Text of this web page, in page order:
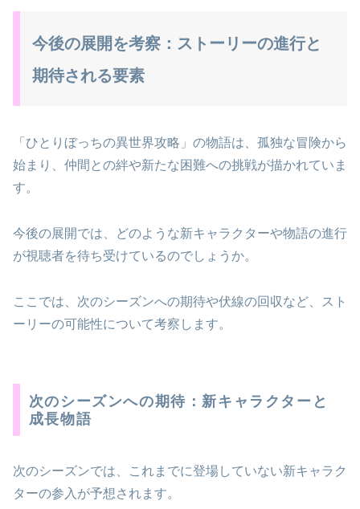
今後の展開を考察：ストーリーの進行と
期待される要素
「ひとりぼっちの異世界攻略」の物語は、孤独な冒険から
始まり、仲間との絆や新たな困難への挑戦が描かれていま
す。
今後の展開では、どのような新キャラクターや物語の進行
が視聴者を待ち受けているのでしょうか。
ここでは、次のシーズンへの期待や伏線の回収など、スト
ーリーの可能性について考察します。
次のシーズンへの期待：新キャラクターと
成長物語
次のシーズンでは、これまでに登場していない新キャラク
ターの参入が予想されます。